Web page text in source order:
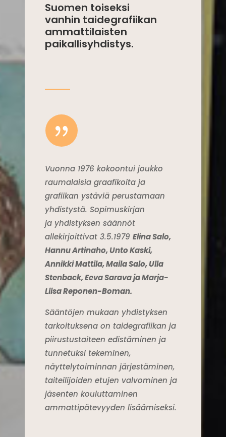
Suomen toiseksi
vanhin taidegrafiikan
ammattilaisten
paikallisyhdistys.
{
Vuonna 1976 kokoontui joukko
raumalaisia graafikoita ja
grafiikan ystäviä perustamaan
yhdistystä. Sopimuskirjan
ja yhdistyksen säännöt
allekirjoittivat 3.5.1979 Elina Salo,
Hannu Artinaho, Unto Kaski,
Annikki Mattila, Maila Salo, Ulla
Stenback, Eeva Sarava ja Marja-
Liisa Reponen-Boman.
Sääntöjen mukaan yhdistyksen
tarkoituksena on taidegrafiikan ja
piirustustaiteen edistäminen ja
tunnetuksi tekeminen,
näyttelytoiminnan järjestäminen,
taiteilijoiden etujen valvominen ja
jäsenten kouluttaminen
ammattipätevyyden lisäämiseksi.